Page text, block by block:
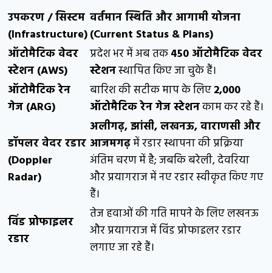
उपकरण / सिस्टम
(Infrastructure)
वर्तमान स्थिति और आगामी योजना
(Current Status & Plans)
ऑटोमैटिक वेदर
स्टेशन (AWS)
प्रदेश भर में अब तक450 ऑटोमैटिक वेदर
स्टेशनस्थापित किए जा चुके हैं।
ऑटोमैटिक रेन
गेज (ARG)
बारिश की सटीक माप के लिए2,000
ऑटोमैटिक रेन गेज स्टेशनकाम कर रहे हैं।
डॉपलर वेदर रडार
(Doppler
Radar)
अलीगढ़, झांसी, लखनऊ, वाराणसी और
आजमगढ़में रडार स्थापना की प्रक्रिया
अंतिम चरण में है; जबकि बरेली, देवरिया
और प्रयागराज में नए रडार स्वीकृत किए गए
हैं।
विंड प्रोफाइलर
रडार
तेज हवाओं की गति मापने के लिए लखनऊ
और प्रयागराज में विंड प्रोफाइलर रडार
लगाए जा रहे हैं।